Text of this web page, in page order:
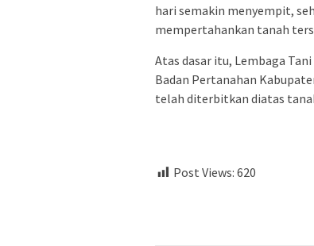
hari semakin menyempit,
mempertahankan tanah
Atas dasar itu, Lembaga
Badan Pertanahan
telah diterbitkan diatas
Post Views: 620